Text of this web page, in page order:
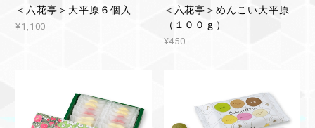
＜六花亭＞大平原６個入
¥1,100
＜六花亭＞めんこい大平原
（１００ｇ）
¥450